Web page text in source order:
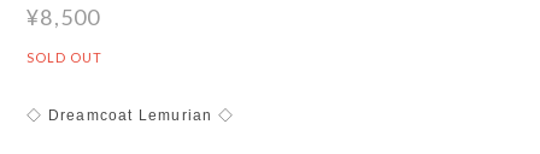
¥8,500
SOLD OUT
◇ Dreamcoat Lemurian ◇